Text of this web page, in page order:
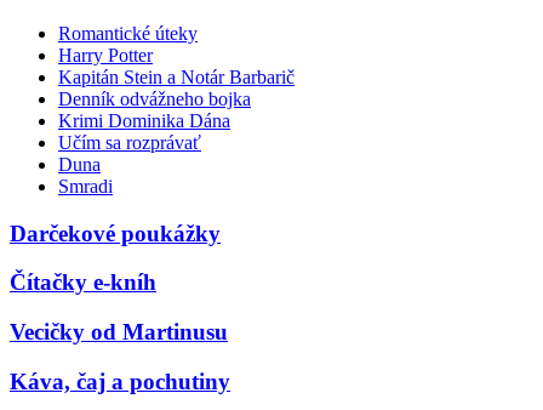
Romantické úteky
Harry Potter
Kapitán Stein a Notár Barbarič
Denník odvážneho bojka
Krimi Dominika Dána
Učím sa rozprávať
Duna
Smradi
Darčekové poukážky
Čítačky e-kníh
Vecičky od Martinusu
Káva, čaj a pochutiny